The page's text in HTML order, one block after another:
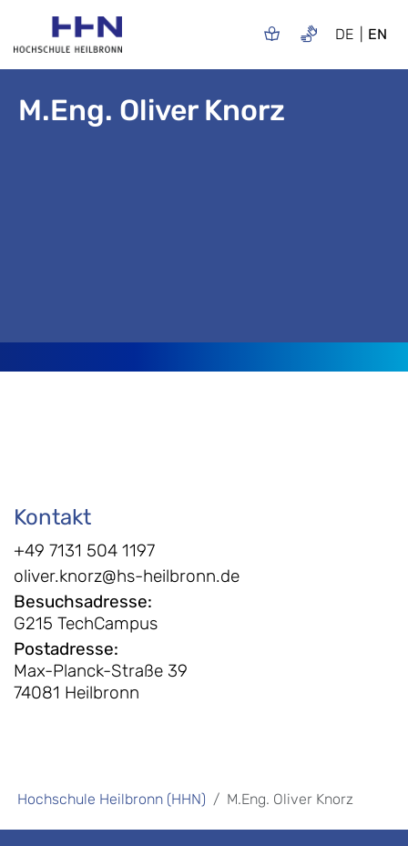
DE EN
M.Eng. Oliver Knorz
Kontakt
+49 7131 504 1197
oliver.knorz@hs-heilbronn.de
Besuchsadresse:
G215 TechCampus
Postadresse:
Max-Planck-Straße 39
74081 Heilbronn
Hochschule Heilbronn (HHN) M.Eng. Oliver Knorz